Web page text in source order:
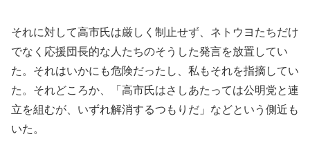
それに対して高市氏は厳しく制止せず、ネトウヨたちだけ
でなく応援団長的な人たちのそうした発言を放置してい
た。それはいかにも危険だったし、私もそれを指摘してい
た。それどころか、「高市氏はさしあたっては公明党と連
立を組むが、いずれ解消するつもりだ」などという側近も
いた。